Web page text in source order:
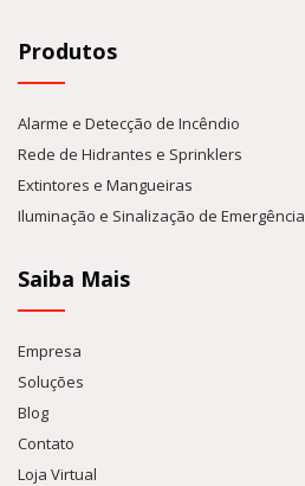
Produtos
Alarme e Detecção de Incêndio
Rede de Hidrantes e Sprinklers
Extintores e Mangueiras
Iluminação e Sinalização de Emergência
Saiba Mais
Empresa
Soluções
Blog
Contato
Loja Virtual